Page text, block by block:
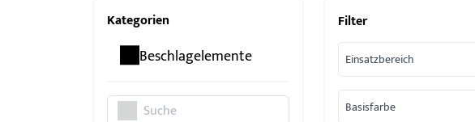
Türschwellen
Montagematerial
GU Lizenzierungen
Downloadportal
Seminare
Jobportal
Kategorien
Beschlagelemente
Filter
Einsatzbereich
Basisfarbe